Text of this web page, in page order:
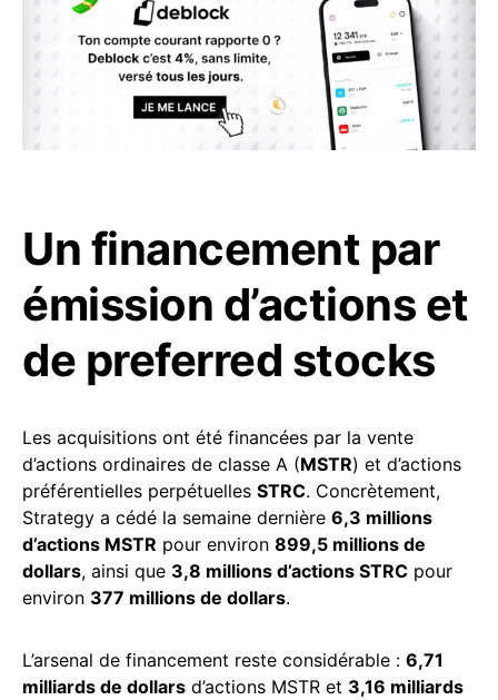
Un financement par
émission d’actions et
de preferred stocks
Les acquisitions ont été financées par la vente
d’actions ordinaires de classe A (MSTR) et d’actions
préférentielles perpétuelles STRC. Concrètement,
Strategy a cédé la semaine dernière 6,3 millions
d’actions MSTR pour environ 899,5 millions de
dollars, ainsi que 3,8 millions d’actions STRC pour
environ 377 millions de dollars.
L’arsenal de financement reste considérable : 6,71
milliards de dollars d’actions MSTR et 3,16 milliards